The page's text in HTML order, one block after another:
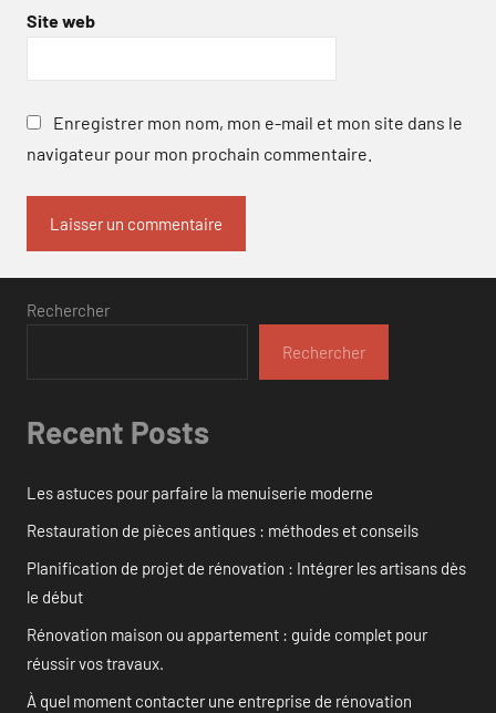
Site web
Enregistrer mon nom, mon e-mail et mon site dans le
navigateur pour mon prochain commentaire.
Rechercher
Rechercher
Recent Posts
Les astuces pour parfaire la menuiserie moderne
Restauration de pièces antiques : méthodes et conseils
Planification de projet de rénovation : Intégrer les artisans dès
le début
Rénovation maison ou appartement : guide complet pour
réussir vos travaux.
À quel moment contacter une entreprise de rénovation